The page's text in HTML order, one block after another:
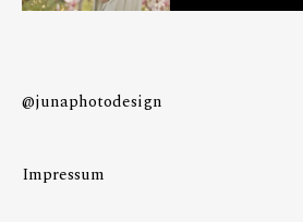
@junaphotodesign
Impressum